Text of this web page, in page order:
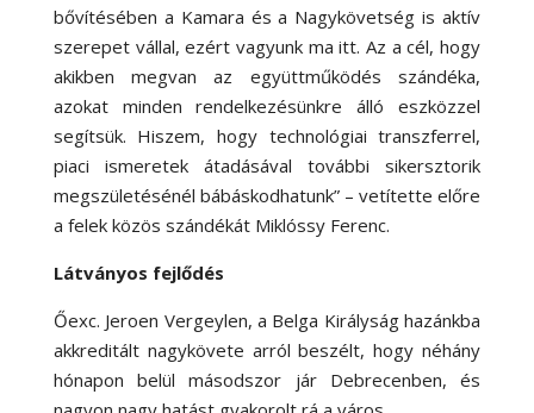
bővítésében a Kamara és a Nagykövetség is aktív
szerepet vállal, ezért vagyunk ma itt. Az a cél, hogy
akikben megvan az együttműködés szándéka,
azokat minden rendelkezésünkre álló eszközzel
segítsük. Hiszem, hogy technológiai transzferrel,
piaci ismeretek átadásával további sikersztorik
megszületésénél bábáskodhatunk” – vetítette előre
a felek közös szándékát Miklóssy Ferenc.
Látványos fejlődés
Őexc. Jeroen Vergeylen, a Belga Királyság hazánkba
akkreditált nagykövete arról beszélt, hogy néhány
hónapon belül másodszor jár Debrecenben, és